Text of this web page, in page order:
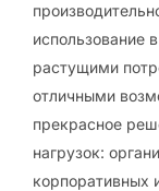
использование
растущими
отличными
прекрасное
нагрузок:
корпоративных